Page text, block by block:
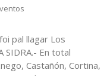
pal llagar Los
SIDRA.- En total
Castañón, Cortina,